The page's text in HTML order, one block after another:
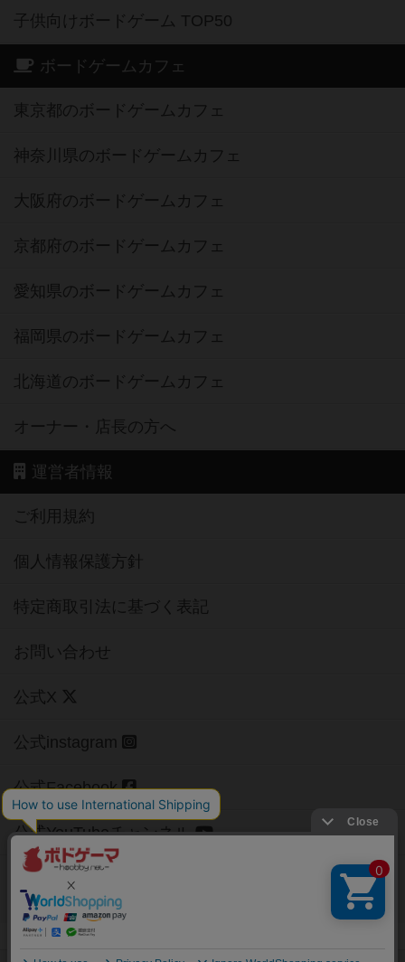
子供向けボードゲーム TOP50
ボードゲームカフェ
東京都のボードゲームカフェ
神奈川県のボードゲームカフェ
大阪府のボードゲームカフェ
京都府のボードゲームカフェ
愛知県のボードゲームカフェ
福岡県のボードゲームカフェ
北海道のボードゲームカフェ
オーナー・店長の方へ
運営者情報
ご利用規約
個人情報保護方針
特定商取引法に基づく表記
お問い合わせ
公式X
公式instagram
公式Facebook
公式YouTubeチャンネル